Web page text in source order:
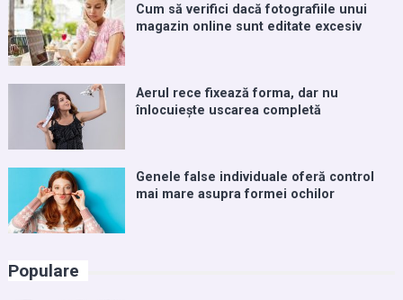
Cum să verifici dacă fotografiile unui
magazin online sunt editate excesiv
Aerul rece fixează forma, dar nu
înlocuiește uscarea completă
Genele false individuale oferă control
mai mare asupra formei ochilor
Populare